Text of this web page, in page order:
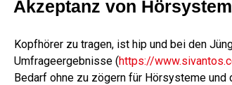
Akzeptanz von
Kopfhörer zu tragen, ist hip und bei den
Umfrageergebnisse (https://
Bedarf ohne zu zögern für Hörsysteme